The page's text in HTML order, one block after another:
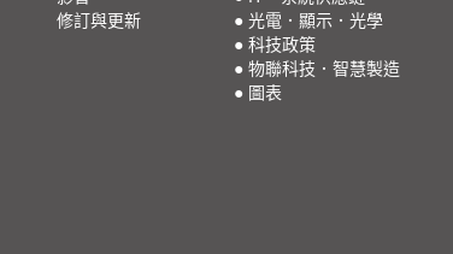
修訂與更新
● 光電．顯示．光學
● 科技政策
● 物聯科技．智慧製造
● 圖表